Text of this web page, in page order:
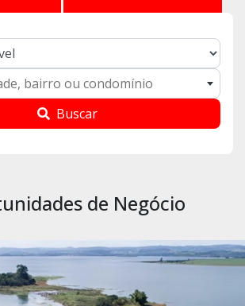
bairro ou condomínio
Buscar
de Negócio